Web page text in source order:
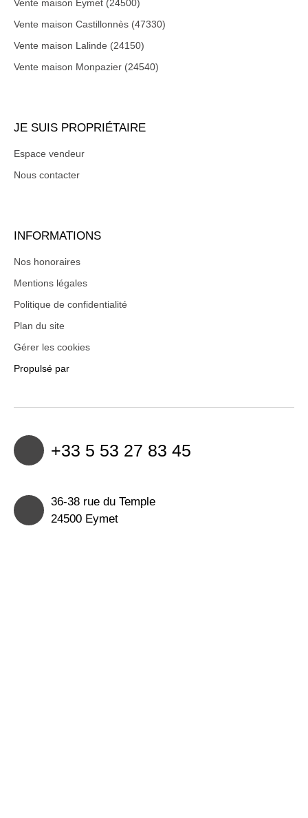
Vente maison Eymet (24500)
Vente maison Castillonnès (47330)
Vente maison Lalinde (24150)
Vente maison Monpazier (24540)
JE SUIS PROPRIÉTAIRE
Espace vendeur
Nous contacter
INFORMATIONS
Nos honoraires
Mentions légales
Politique de confidentialité
Plan du site
Gérer les cookies
Propulsé par
+33 5 53 27 83 45
36-38 rue du Temple
24500 Eymet